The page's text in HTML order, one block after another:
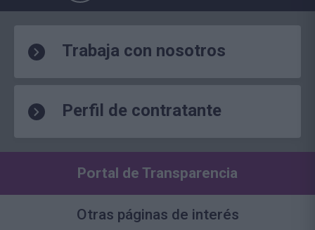
Trabaja con nosotros
Perfil de contratante
Portal de Transparencia
Otras páginas de interés